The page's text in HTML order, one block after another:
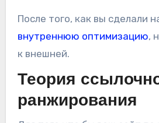
После того, как вы сделали
внутреннюю оптимизацию,
к внешней.
Теория
ранжирования